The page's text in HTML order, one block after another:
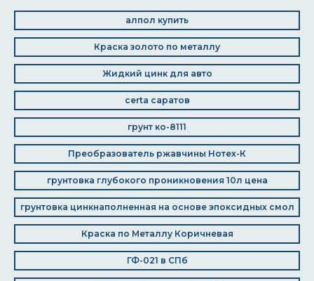
алпол купить
Краска золото по металлу
Жидкий цинк для авто
certa саратов
грунт ко-8111
Преобразователь ржавчины Нотех-К
грунтовка глубокого проникновения 10л цена
грунтовка цинкнаполненная на основе эпоксидных смол
Краска по Металлу Коричневая
ГФ-021 в СПб